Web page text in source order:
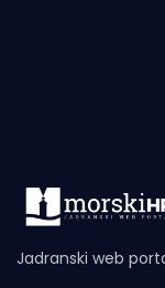
Jadranski web